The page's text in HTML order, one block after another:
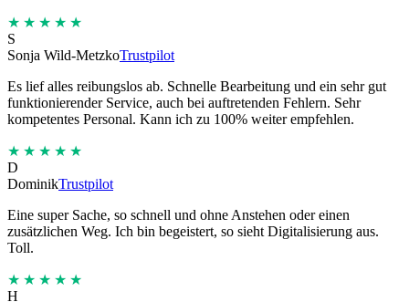
★★★★★
S
Sonja Wild-MetzkoTrustpilot
Es lief alles reibungslos ab. Schnelle Bearbeitung und ein sehr gut
funktionierender Service, auch bei auftretenden Fehlern. Sehr
kompetentes Personal. Kann ich zu 100% weiter empfehlen.
★★★★★
D
DominikTrustpilot
Eine super Sache, so schnell und ohne Anstehen oder einen
zusätzlichen Weg. Ich bin begeistert, so sieht Digitalisierung aus.
Toll.
★★★★★
H